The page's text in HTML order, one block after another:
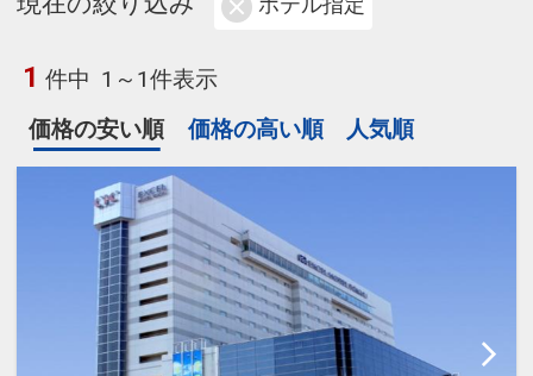
ホテル指定
1 件中 1～1件表示
価格の安い順
価格の高い順 人気順